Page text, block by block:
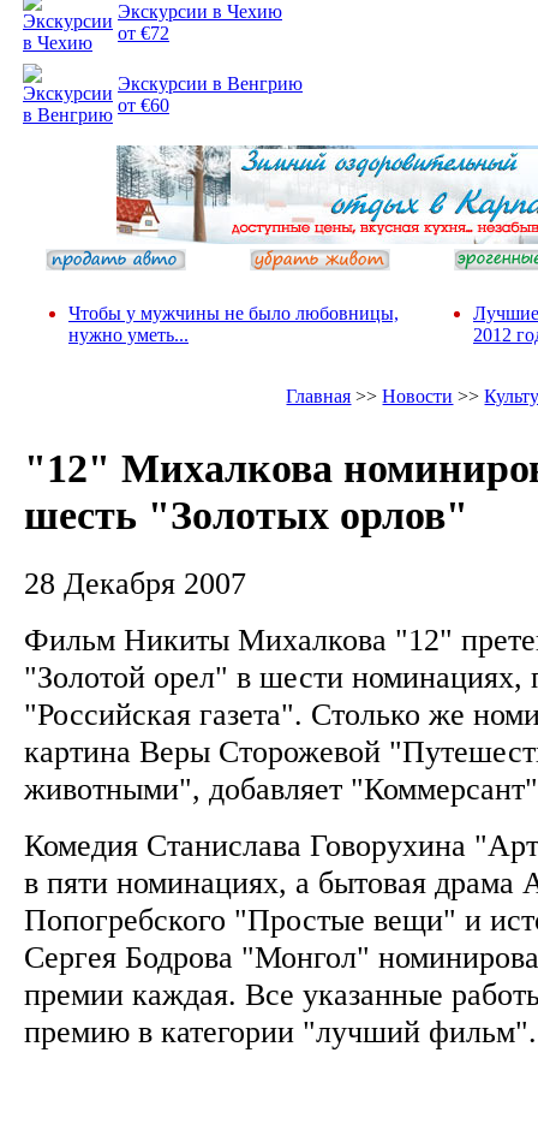
Экскурсии в Чехию
от €72
Экскурсии в Венгрию
от €60
Чтобы у мужчины не было любовницы,
нужно уметь...
Лучшие
2012
Главная >>Новости >>
"12" Михалкова
шесть "Золотых орлов"
28 Декабря 2007
Фильм Никиты Михалкова "12"
"Золотой орел" в шести номинациях,
"Российская газета". Столько же
картина Веры Сторожевой
животными", добавляет
Комедия Станислава Говорухина
в пяти номинациях, а бытовая драма
Попогребского "Простые вещи" и
Сергея Бодрова "Монгол"
премии каждая. Все указанные
премию в категории "лучший